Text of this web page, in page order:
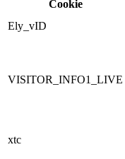
Cookie
Ely_vID
VISITOR_INFO1_LIVE
xtc